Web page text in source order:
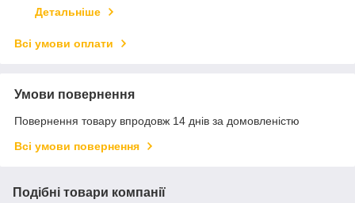
Детальніше
Всі умови оплати
Умови повернення
Повернення товару впродовж 14 днів за домовленістю
Всі умови повернення
Подібні товари компанії